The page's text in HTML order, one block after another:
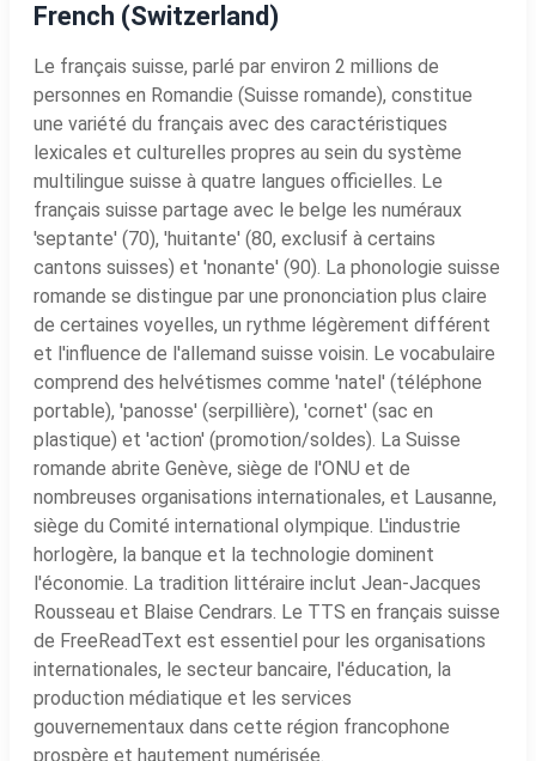
French (Switzerland)
Le français suisse, parlé par environ 2 millions de
personnes en Romandie (Suisse romande), constitue
une variété du français avec des caractéristiques
lexicales et culturelles propres au sein du système
multilingue suisse à quatre langues officielles. Le
français suisse partage avec le belge les numéraux
'septante' (70), 'huitante' (80, exclusif à certains
cantons suisses) et 'nonante' (90). La phonologie suisse
romande se distingue par une prononciation plus claire
de certaines voyelles, un rythme légèrement différent
et l'influence de l'allemand suisse voisin. Le vocabulaire
comprend des helvétismes comme 'natel' (téléphone
portable), 'panosse' (serpillière), 'cornet' (sac en
plastique) et 'action' (promotion/soldes). La Suisse
romande abrite Genève, siège de l'ONU et de
nombreuses organisations internationales, et Lausanne,
siège du Comité international olympique. L'industrie
horlogère, la banque et la technologie dominent
l'économie. La tradition littéraire inclut Jean-Jacques
Rousseau et Blaise Cendrars. Le TTS en français suisse
de FreeReadText est essentiel pour les organisations
internationales, le secteur bancaire, l'éducation, la
production médiatique et les services
gouvernementaux dans cette région francophone
prospère et hautement numérisée.